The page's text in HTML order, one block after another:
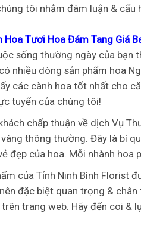
tôi nhằm đàm luận & cấu
Hoa Tươi Hoa Đám Tang Giá
sống thường ngày của bạn
nhiều dòng sản phẩm hoa
các cành hoa tốt nhất cho
tuyến của chúng tôi!
chấp thuận về dịch Vụ
thông thường. Đây là bí
đẹp của hoa. Mỗi nhành hoa
của Tỉnh Ninh Bình Florist
đặc biệt quan trọng &
trang web. Hãy đến coi &